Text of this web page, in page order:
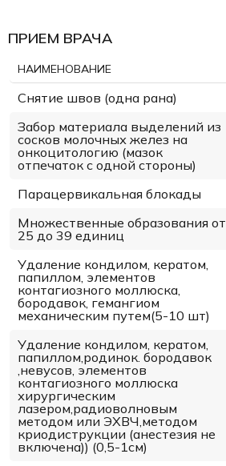
ПРИЕМ ВРАЧА
НАИМЕНОВАНИЕ
Снятие швов (одна рана)
Забор материала выделений из
сосков молочных желез на
онкоцитологию (мазок
отпечаток с одной стороны)
Парацервикальная блокады
Множественные образования от
25 до 39 единиц
Удаление кондилом, кератом,
папиллом, элементов
контагиозного моллюска,
бородавок, гемангиом
механическим путем(5-10 шт)
Удаление кондилом, кератом,
папиллом,родинок. бородавок
,невусов, элементов
контагиозного моллюска
хирургическим
лазером,радиоволновым
методом или ЭХВЧ,методом
криодиструкции (анестезия не
включена)) (0,5-1см)